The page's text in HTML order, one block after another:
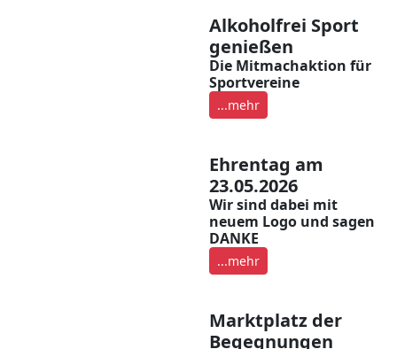
Alkoholfrei Sport
genießen
Die Mitmachaktion für
Sportvereine
...mehr
Ehrentag am
23.05.2026
Wir sind dabei mit
neuem Logo und sagen
DANKE
...mehr
Marktplatz der
Begegnungen